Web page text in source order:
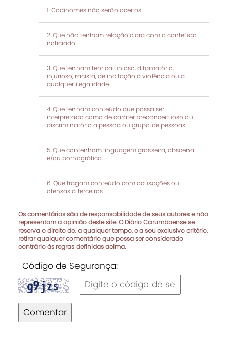
Codinomes não serão aceitos.
Que não tenham relação clara com o conteúdo
noticiado.
Que tenham teor calunioso, difamatório,
injurioso, racista, de incitação à violência ou a
qualquer ilegalidade.
Que tenham conteúdo que possa ser
interpretado como de caráter preconceituoso ou
discriminatório a pessoa ou grupo de pessoas.
Que contenham linguagem grosseira, obscena
e/ou pornográfica.
Que tragam conteúdo com acusações ou
ofensas à terceiros
Os comentários são de responsabilidade de seus autores e não
representam a opinião deste site. O Diário Corumbaense se
reserva o direito de, a qualquer tempo, e a seu exclusivo critério,
retirar qualquer comentário que possa ser considerado
contrário às regras definidas acima.
Código de Segurança:
Comentar